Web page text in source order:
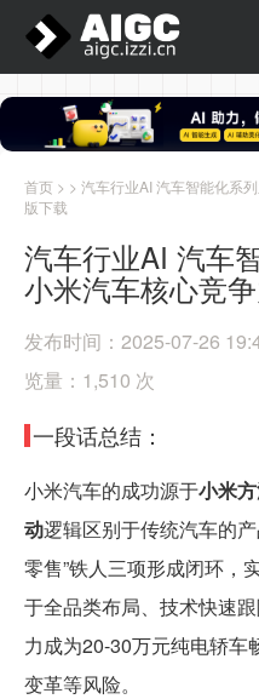
首页 > > 汽车行业AI 汽车智能化系
版下载
汽车行业AI 汽车
小米汽车核心竞
发布时间：2025-07-26
览量：1,510 次
一段话总结：
小米汽车的成功源于小米
动逻辑区别于传统汽车的
零售”铁人三项形成闭环，
于全品类布局、技术快速
力成为20-30万元纯电轿车
变革等风险。